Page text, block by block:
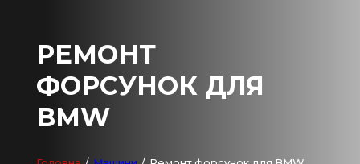
РЕМОНТ
ФОРСУНОК ДЛЯ
BMW